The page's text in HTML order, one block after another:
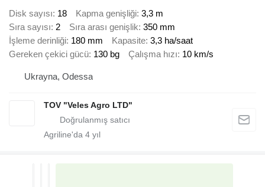
Disk sayısı 18 Kapma genişliği 3,3 m
Sıra sayısı 2 Sıra arası genişlik 350 mm
İşleme derinliği 180 mm Kapasite 3,3 ha/saat
Gereken çekici gücü 130 bg Çalışma hızı 10 km/s
Ukrayna, Odessa
TOV "Veles Agro LTD"
Agriline'da 4 yıl